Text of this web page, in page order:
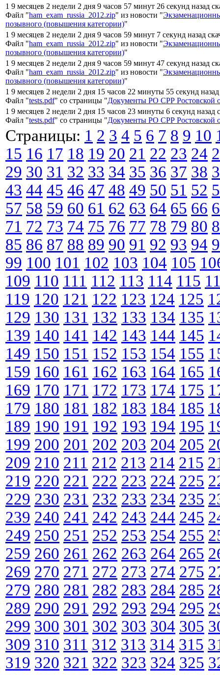
1 9 месяцев 2 недели 2 дня 9 часов 57 минут 26 секунд назад
Файл "ham_exam_russia_2012.zip" из новости "
позывного (повышения категории)"
1 9 месяцев 2 недели 2 дня 9 часов 59 минут 7 секунд назад
Файл "ham_exam_russia_2012.zip" из новости "
позывного (повышения категории)"
1 9 месяцев 2 недели 2 дня 9 часов 59 минут 47 секунд назад
Файл "ham_exam_russia_2012.zip" из новости "
позывного (повышения категории)"
1 9 месяцев 2 недели 2 дня 15 часов 22 минуты 55 секунд
Файл "tests.pdf" со страницы "Документы РО СРР Ростовской
1 9 месяцев 2 недели 2 дня 15 часов 23 минуты 6 секунд назад
Файл "tests.pdf" со страницы "Документы РО СРР Ростовской
Страницы: 1 2 3 4 5 6 7 8 9 10
15 16 17 18 19 20 21 22 23 24
29 30 31 32 33 34 35 36 37 38
43 44 45 46 47 48 49 50 51 52
57 58 59 60 61 62 63 64 65 66
71 72 73 74 75 76 77 78 79 80
85 86 87 88 89 90 91 92 93 94
99 100 101 102 103 104 105
109 110 111 112 113 114 115
119 120 121 122 123 124 125
129 130 131 132 133 134 135
139 140 141 142 143 144 145
149 150 151 152 153 154 155
159 160 161 162 163 164 165
169 170 171 172 173 174 175
179 180 181 182 183 184 185
189 190 191 192 193 194 195
199 200 201 202 203 204 205
209 210 211 212 213 214 215
219 220 221 222 223 224 225
229 230 231 232 233 234 235
239 240 241 242 243 244 245
249 250 251 252 253 254 255
259 260 261 262 263 264 265
269 270 271 272 273 274 275
279 280 281 282 283 284 285
289 290 291 292 293 294 295
299 300 301 302 303 304 305
309 310 311 312 313 314 315
319 320 321 322 323 324 325